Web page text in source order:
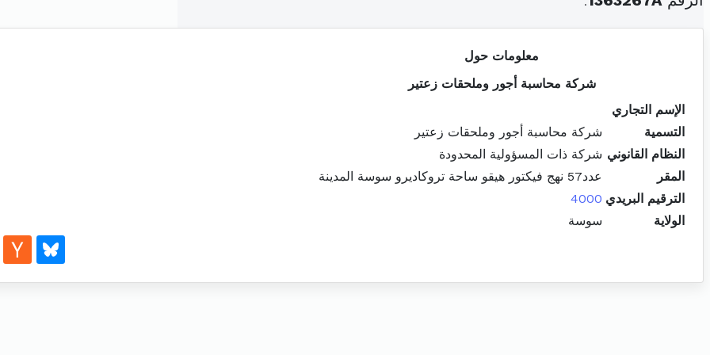
معلومات حول
شركة محاسبة أجور وملحقات زعتير
الإسم التجاري
التسمية
شركة محاسبة أجور وملحقات زعتير
النظام القانوني شركة ذات المسؤولية المحدودة
المقر
عدد57 نهج فيكتور هيقو ساحة تروكاديرو سوسة المدينة
الترقيم البريدي 4000
الولاية
سوسة